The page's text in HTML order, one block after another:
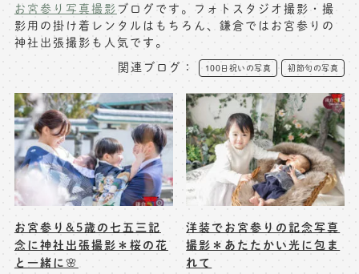
料金シミュレーション
お問い合わせ窓口
各店舗までお問い合わせください
toiawase@precieux-studio.com
※上記アドレスは総合窓口となります
[営業時間] 9:00～17:00
[定休日] 土日祝日
マイページへログインする
お宮参り写真撮影 ブログです。フォトスタジオ撮影・撮
影用の掛け着レンタルはもちろん、鎌倉ではお宮参りの
神社出張撮影も人気です。
関連ブログ：
100日祝いの写真 初節句の写真
お宮参り&5歳の七五三記
念に神社出張撮影＊桜の花
と一緒に🌸
洋装でお宮参りの記念写真
撮影＊あたたかい光に包ま
れて